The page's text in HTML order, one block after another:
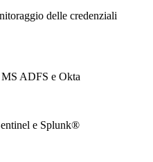
delle credenziali
ADFS e Okta
e Splunk®